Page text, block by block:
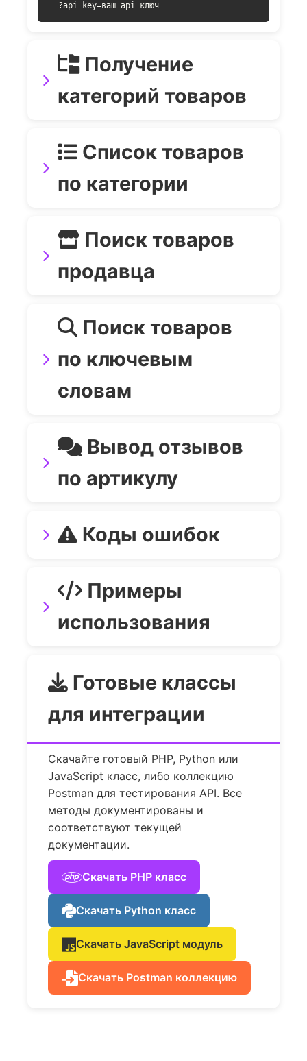
?api_key=ваш_api_ключ
Получение
категорий товаров
Список товаров
по категории
Поиск товаров
продавца
Поиск товаров
по ключевым
словам
Вывод отзывов
по артикулу
Коды ошибок
Примеры
использования
Готовые классы
для интеграции
Скачайте готовый PHP, Python или
JavaScript класс, либо коллекцию
Postman для тестирования API. Все
методы документированы и
соответствуют текущей
документации.
Скачать PHP класс
Скачать Python класс
Скачать JavaScript модуль
Скачать Postman коллекцию